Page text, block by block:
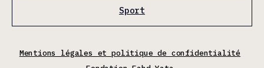
Sport
Mentions légales et politique de confidentialité